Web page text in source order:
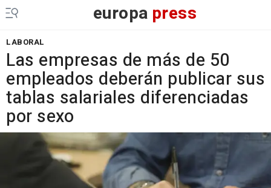
europa press
LABORAL
Las empresas de más de 50
empleados deberán publicar sus
tablas salariales diferenciadas
por sexo